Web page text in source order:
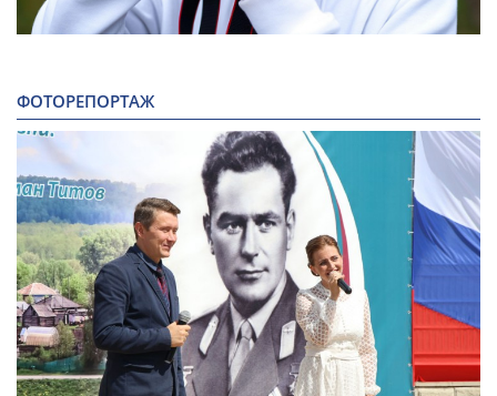
ФОТОРЕПОРТАЖ